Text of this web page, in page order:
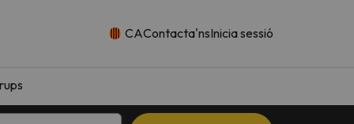
CAContacta'nsInicia sessió